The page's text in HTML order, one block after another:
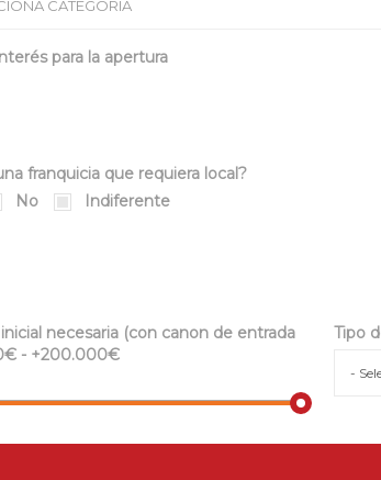
para la apertura
franquicia que requiera local?
No Indiferente
necesaria (con canon de entrada
- +200.000€
Tipo